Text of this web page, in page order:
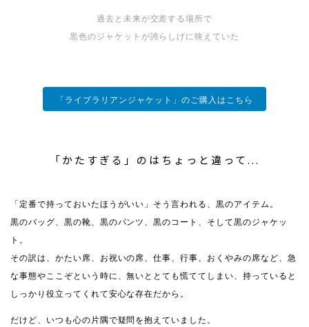
過去と未来が交差する場所で
黒色のジャケットが誇らしげに映えていた
「ライブラリアンジャケット」のご購入はこちら
「かたすぎる」のはちょっと違って...
「定番で持っておいたほうがいい」そう言われる、黒のアイテム。
黒のバッグ、黒の靴、黒のパンツ、黒のコート、そして黒のジャケッ
ト。
その訳は、かたい席、お祝いの席、仕事、行事、おくやみの席など、急
な事態やここぞという時に、無いととても慌ててしまい、持っていると
しっかり役立ってくれて安心な存在だから。
だけど、いつも心の片隅で疑問を抱えていました。